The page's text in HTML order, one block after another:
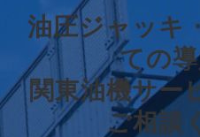
油圧ジャッキ
ての
関東油機サー
ご相談